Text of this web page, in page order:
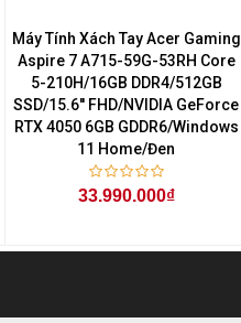
Máy Tính Xách Tay Acer Gaming
Aspire 7 A715-59G-53RH Core
5-210H/16GB DDR4/512GB
SSD/15.6'' FHD/NVIDIA GeForce
RTX 4050 6GB GDDR6/Windows
11 Home/Đen
33.990.000₫